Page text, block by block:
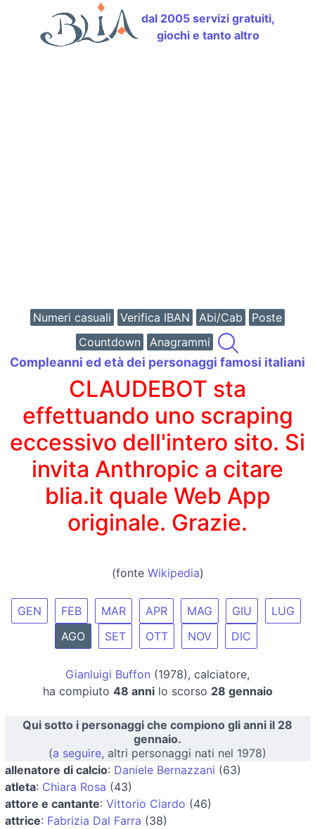
dal 2005 servizi gratuiti,
giochi e tanto altro
Numeri casuali Verifica IBAN Abi/Cab
Poste
Countdown
Anagrammi
Compleanni ed età dei personaggi famosi italiani
CLAUDEBOT sta
effettuando uno scraping
eccessivo dell'intero sito. Si
invita Anthropic a citare
blia.it quale Web App
originale. Grazie.
(fonte Wikipedia)
GEN FEB MAR APR MAG GIU
LUG
AGO
SET OTT NOV DIC
Gianluigi Buffon (1978), calciatore,
ha compiuto 48 annilo scorso 28 gennaio
Qui sotto i personaggi che compiono gli anni il 28
gennaio.
(a seguire, altri personaggi nati nel 1978)
allenatore di calcio: Daniele Bernazzani (63)
atleta: Chiara Rosa (43)
attore e cantante: Vittorio Ciardo (46)
attrice: Fabrizia Dal Farra (38)